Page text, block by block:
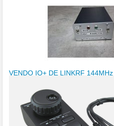
VENDO IQ+ DE LINKRF 144MHz